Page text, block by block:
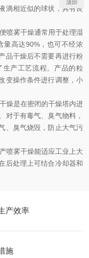
滴相近似的球状，具有良
喷雾干燥通常用于处理湿
量高达90%，也可不经浓
品干燥后不需要再进行粉
产工艺流程。产品的粒
变操作条件进行调整，小
燥是在密闭的干燥塔内进
对于有毒气、臭气物料，
、臭气烧毁，防止大气污
喷雾干燥能适应工业上大
后处理上可结合冷却器和
产效率
施
顶部